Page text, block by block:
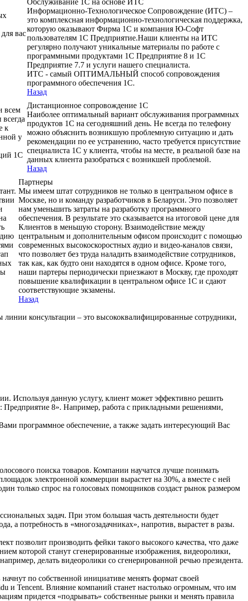
вас
Обслуживание 1С на основе ИТС
Информационно-Технологическое Сопровождение (ИТС) –
это комплексная информационно-технологическая поддержка,
которую оказывают Фирма 1С и компания Ю-Софт
пользователям 1С Предприятие.Наши клиенты на ИТС
регулярно получают уникальные материалы по работе с
программными продуктами 1С Предприятие 8 и 1С
Предприятие 7.7 и услуги нашего специалиста.
ИТС - самый ОПТИМАЛЬНЫЙ способ сопровождения
программного обеспечения 1С.
Назад
всем
к
у
1С
Дистанционное сопровождение 1С
Наиболее оптимальный вариант обслуживания программных
продуктов 1С на сегодняшний день. Не всегда по телефону
можно объяснить возникшую проблемную ситуацию и дать
рекомендации по ее устранению, часто требуется присутствие
специалиста 1С у клиента, чтобы на месте, в реальной базе на
данных клиента разобраться с возникшей проблемой.
Назад
Партнеры
Мы имеем штат сотрудников не только в центральном офисе в
Москве, но и команду разработчиков в Беларуси. Это позволяет
нам уменьшить затраты на разработку программного
обеспечения. В результате это сказывается на итоговой цене для
Клиентов в меньшую сторону. Взаимодействие между
центральным и дополнительным офисом происходит с помощью
современных высокоскоростных аудио и видео-каналов связи,
что позволяет без труда наладить взаимодействие сотрудников,
так как, как будто они находятся в одном офисе. Кроме того,
наши партеры периодически приезжают в Москву, где проходят
повышение квалификации в центральном офисе 1С и сдают
соответствующие экзамены.
Назад
консультации – это высококвалифицированные сотрудники,
Используя данную услугу, клиент может эффективно решить
Предприятие 8». Например, работа с прикладными решениями,
программное обеспечение, а также задать интересующий Вас
поиска товаров. Компании научатся лучше понимать
электронной коммерции вырастет на 30%, а вместе с ней
только спрос на голосовых помощников создаст рынок размером
задач. При этом большая часть деятельности будет
а потребность в «многозадачниках», напротив, вырастет в разы.
позволит производить фейки такого высокого качества, что даже
которой станут сгенерированные изображения, видеоролики,
делать видеоролики со сгенерированной речью президента.
по собственной инициативе менять формат своей
и Tencent. Влияние компаний станет настолько огромным, что им
придется «подрывать» собственные рынки и менять правила